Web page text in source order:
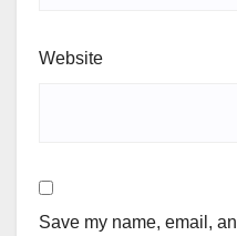
Website
Save my name, email,